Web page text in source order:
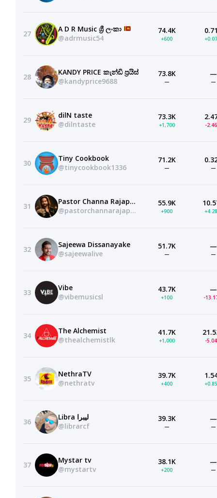
27
A D R Music ශ්‍රී ලංකා
@adrmusic54
74.4K
+600
28
KANDY PRICE කැන්ඩි ප්‍රයිස්
@kandyprice9688
73.8K
—
—
—
29
dilN taste
@dilntaste
73.3K
+1,700 -
30
Tiny Cookbook
@tinycookbook1336
71.2K
— —
31
Pastor Channa Rajapaksha
@pastorchannarajapaksha
55.9K
+900
32
Sajeewa Dissanayake
@sajeewalive
51.7K
—
—
—
33
Vibe
@vibemusicsl
43.7K
+100
—
-
34
The Alchemist
@thealchemistlk
41.7K
+1,000 -
35
NethraTV
@nethratv
39.7K
+400
36
Libra ليبرا
@librarcf
39.3K
—
—
—
37
Mystar tv
@mystartv
38.1K
+200
—
—